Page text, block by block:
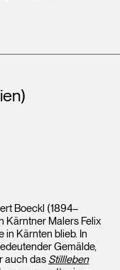
Boeckl (1894–
Kärntner Malers Felix
in Kärnten blieb. In
Gemälde,
auch das Stillleben